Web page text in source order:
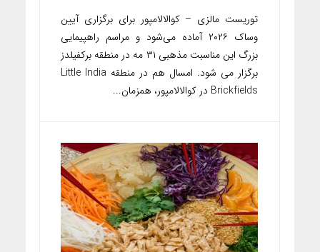
توریست مالزی – کوالالامپور برای برگزاری آیین
وساک ۲۰۲۶ آماده می‌شود و مراسم راهپیمایی
بزرگ این مناسبت مذهبی ۳۱ مه در منطقه برکفیلدز
برگزار می شود. امسال هم در منطقه Little India
Brickfields در کوالالامپور، همزمان...